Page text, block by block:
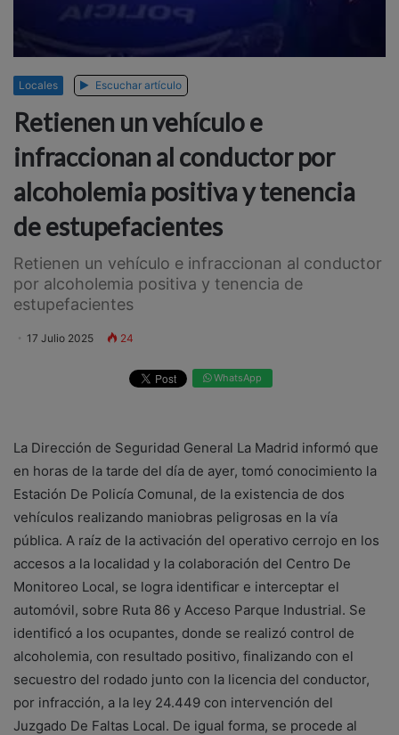
Locales Escuchar artículo
Retienen un vehículo e
infraccionan al conductor por
alcoholemia positiva y tenencia
de estupefacientes
Retienen un vehículo e infraccionan al conductor
por alcoholemia positiva y tenencia de
estupefacientes
17 Julio 2025 24
WhatsApp
La Dirección de Seguridad General La Madrid informó que
en horas de la tarde del día de ayer, tomó conocimiento la
Estación De Policía Comunal, de la existencia de dos
vehículos realizando maniobras peligrosas en la vía
pública. A raíz de la activación del operativo cerrojo en los
accesos a la localidad y la colaboración del Centro De
Monitoreo Local, se logra identificar e interceptar el
automóvil, sobre Ruta 86 y Acceso Parque Industrial. Se
identificó a los ocupantes, donde se realizó control de
alcoholemia, con resultado positivo, finalizando con el
secuestro del rodado junto con la licencia del conductor,
por infracción, a la ley 24.449 con intervención del
Juzgado De Faltas Local. De igual forma, se procede al